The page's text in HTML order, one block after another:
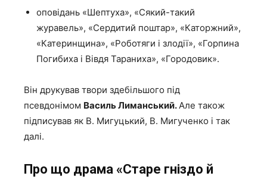
оповідань «Шептуха», «Сякий-такий
журавель», «Сердитий поштар», «Каторжний»,
«Катеринщина», «Роботяги і злодії», «Горпина
Погибиха і Вівдя Тараниха», «Городовик».
Він друкував твори здебільшого під
псевдонімом Василь Лиманський.Але також
підписував як В. Мигуцький, В. Мигученко і так
далі.
Про що драма «Старе гніздо й